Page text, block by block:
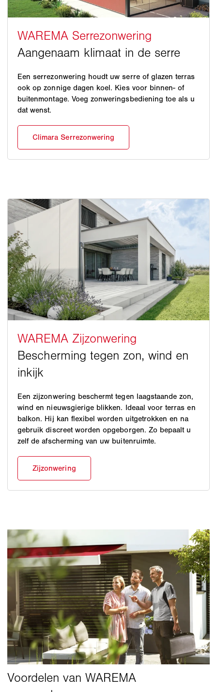
Een serrezonwering houdt uw serre of glazen terras
ook op zonnige dagen koel. Kies voor binnen- of
buitenmontage. Voeg zonweringsbediening toe als u
dat wenst.
Een zijzonwering beschermt tegen laagstaande zon,
wind en nieuwsgierige blikken. Ideaal voor terras en
balkon. Hij kan flexibel worden uitgetrokken en na
gebruik discreet worden opgeborgen. Zo bepaalt u
zelf de afscherming van uw buitenruimte.